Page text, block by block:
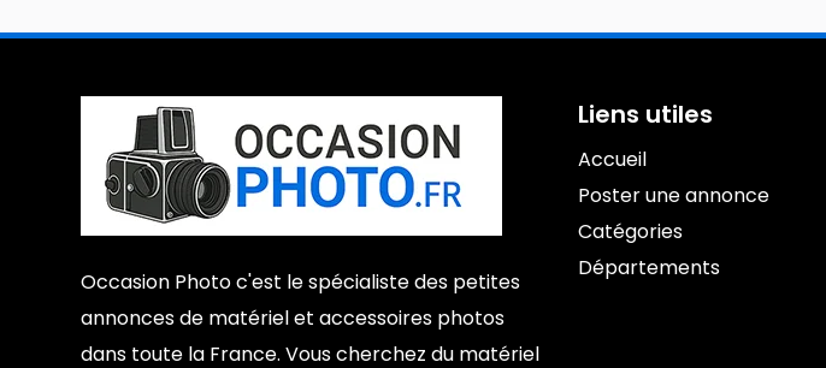
Occasion Photo c'est le spécialiste des petites
annonces de matériel et accessoires photos
dans toute la France. Vous cherchez du matériel
Liens utiles
Accueil
Poster une annonce
Catégories
Départements